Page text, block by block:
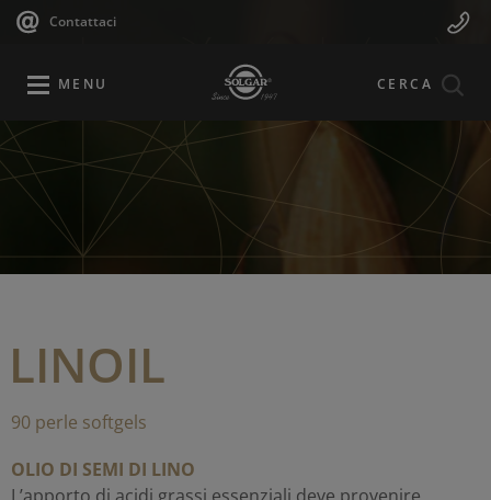
Salta
principale
Contattaci
Navigazione
Menu
MENU CERCA
LINOIL
90 perle softgels
OLIO DI SEMI DI LINO